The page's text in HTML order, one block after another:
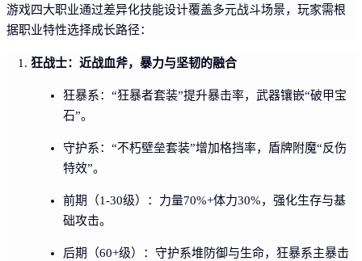
游戏四大职业通过差异化技能设计覆盖多元战斗场景，玩家需根
据职业特性选择成长路径：
狂战士：近战血斧，暴力与坚韧的融合
狂暴系：“狂暴者套装”提升暴击率，武器镶嵌“破甲宝
石”。
守护系：“不朽壁垒套装”增加格挡率，盾牌附魔“反伤
特效”。
前期（1-30级）：力量70%+体力30%，强化生存与基
础攻击。
后期（60+级）：守护系堆防御与生命，狂暴系主暴击